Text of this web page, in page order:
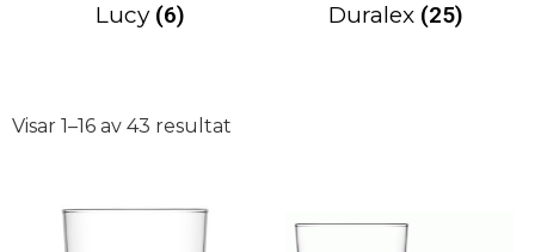
Lucy (6) Duralex (25)
Visar 1–16 av 43 resultat